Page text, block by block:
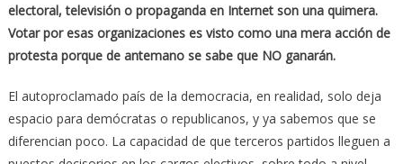
electoral, televisión o propaganda en Internet son una quimera.
Votar por esas organizaciones es visto como una mera acción de
protesta porque de antemano se sabe que NO ganarán.
El autoproclamado país de la democracia, en realidad, solo deja
espacio para demócratas o republicanos, y ya sabemos que se
diferencian poco. La capacidad de que terceros partidos lleguen a